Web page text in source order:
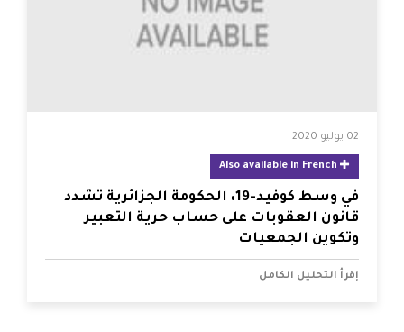
02 يوليو 2020
في وسط كوفيد-19، الحكومة الجزائرية تشدد
قانون العقوبات على حساب حرية التعبير
وتكوين الجمعيات
إقرأ التحليل الكامل